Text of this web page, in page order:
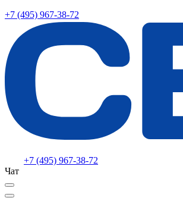
+7 (495) 967-38-72
+7 (495) 967-38-72
Чат